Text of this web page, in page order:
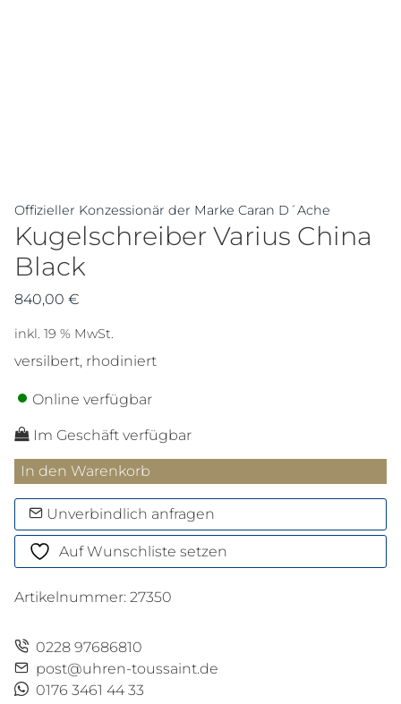
Offizieller Konzessionär der Marke Caran D´Ache
Kugelschreiber Varius China
Black
840,00 €
inkl. 19 % MwSt.
versilbert, rhodiniert
Online verfügbar
Im Geschäft verfügbar
Kugelschreiber
Varius
China
Black
Menge
In den Warenkorb
Unverbindlich anfragen
Auf Wunschliste setzen
Artikelnummer: 27350
0228 97686810
post@uhren-toussaint.de
0176 3461 44 33